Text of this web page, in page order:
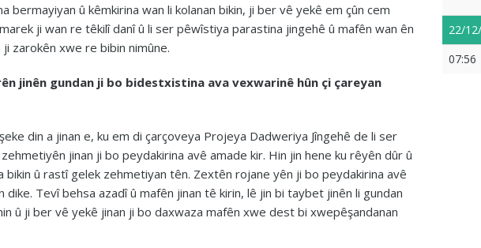
bermayiyan û kêmkirina wan li kolanan bikin, ji ber vê yekê em çûn cem
ji wan re têkilî danî û li ser pêwîstiya parastina jingehê û mafên wan ên
zarokên xwe re bibin nimûne.
jinên gundan ji bo bidestxistina ava vexwarinê hûn çi çareyan
din a jinan e, ku em di çarçoveya Projeya Dadweriya Jîngehê de li ser
jinan ji bo peydakirina avê amade kir. Hin jin hene ku rêyên dûr û
bikin û rastî gelek zehmetiyan tên. Zextên rojane yên ji bo peydakirina avê
dike. Tevî behsa azadî û mafên jinan tê kirin, lê jin bi taybet jinên li gundan
û ji ber vê yekê jinan ji bo daxwaza mafên xwe dest bi xwepêşandanan
22/
07:56